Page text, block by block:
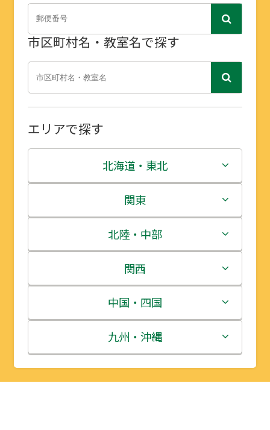
市区町村名・教室名で探す
エリアで探す
北海道・東北
北海道
青森県
岩手県
宮城県
秋田県
山形県
関東
茨城県
栃木県
群馬県
埼玉県
千葉県
北陸・中部
新潟県
富山県
石川県
福井県
関西
三重県
滋賀県
京都府
中国・四国
鳥取県
島根県
九州・沖縄
福岡県